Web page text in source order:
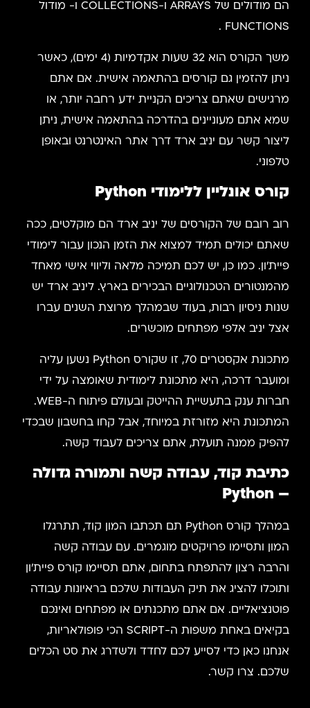
הם מודולים של ARRAYS ו-COLLECTIONS ו- מודול
FUNCTIONS .
משך הקורס הוא 32 שעות אקדמיות (4 ימים), כאשר
ניתן להזמין גם קורסים בהתאמה אישית. אם אתם
מרגישים שאתם צריכים הקניית ידע רחבה יותר, או
שמא אתם מעוניינים בהדרכה בהתאמה אישית, ניתן
ליצור קשר עם יניב ארד דרך אתר האינטרנט ובאופן
טלפוני.
קורס אונליין ללימודי Python
רוב רובם של הקורסים של יניב ארד הם מוקלטים, ככה
שאתם יכולים תמיד למצוא את הזמן הנכון עבור לימודי
פיית'ון. כמו כן, יש לכם תמיכה מלאה וליווי אישי מאחד
מהמנטורים הטכנולוגיים הבכירים בארץ. ליניב ארד יש
שנות ניסיון רבות, בעוד שבמהלך מרוצת השנים עברו
אצל יניב אלפי מפתחים מוכשרים.
מתכונת אקסטרים 70, זו שקורס Python נשען עליה
ומועבר דרכה, היא מתכונת לימודית שאומצה על ידי
חברות ענק בתעשיית ההייטק ובעולם פיתוח ה-WEB.
המתכונת היא מזורזת במיוחד, אבל קחו בחשבון שבכדי
להפיק ממנה תועלת, אתם צריכים לעבוד קשה.
כתיבת קוד, עבודה קשה ותמורה גדולה
– Python
במהלך קורס Python תם תכתבו המון קוד, תתרגלו
המון ותסיימו פרויקטים מוגמרים. עם עבודה קשה
והרבה רצון להתפתח בתחום, אתם תסיימו קורס פיית'ון
ותוכלו להציג את תיק העבודות שלכם בראיונות עבודה
פוטנציאליים. אם אתם מתכנתים או מפתחים ואינכם
בקיאים באחת משפות ה-SCRIPT הכי פופולאריות,
אנחנו כאן כדי לסייע לכם לחדד ולשדרג את סט הכלים
שלכם. צרו קשר.